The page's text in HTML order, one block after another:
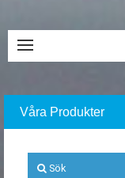
Våra Produkter
Sök